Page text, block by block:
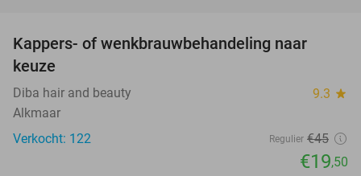
Kappers- of wenkbrauwbehandeling naar
keuze
Diba hair and beauty 9.3 star
Alkmaar
Verkocht: 122
Regulier €45
€19,50